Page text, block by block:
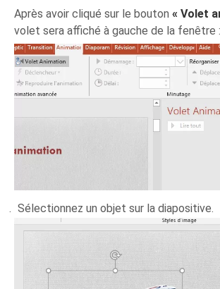
Après avoir cliqué sur le bouton« Volet
volet sera affiché à gauche de la fenêtre :
Sélectionnez un objet sur la diapositive.